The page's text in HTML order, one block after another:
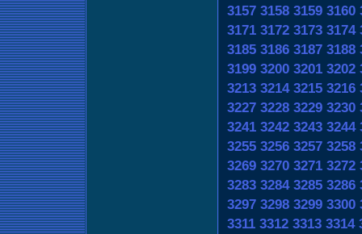
3157 3158 3159 3160
3171 3172 3173 3174
3185 3186 3187 3188
3199 3200 3201 3202
3213 3214 3215 3216
3227 3228 3229 3230
3241 3242 3243 3244
3255 3256 3257 3258
3269 3270 3271 3272
3283 3284 3285 3286
3297 3298 3299 3300
3311 3312 3313 3314